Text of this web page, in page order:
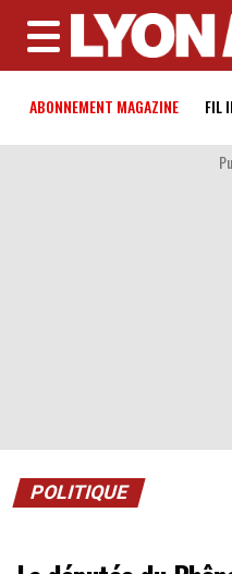
MENU
ABONNEMENT MAGAZINE FIL
POLITIQUE